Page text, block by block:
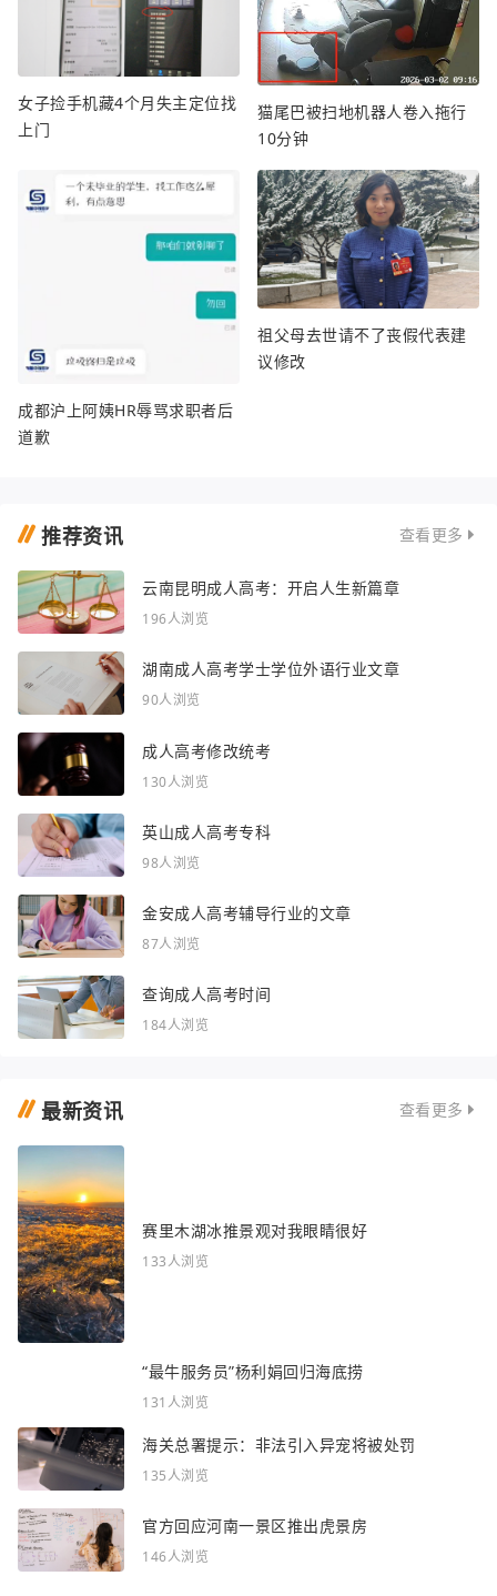
女子捡手机藏4个月失主定位找
上门
猫尾巴被扫地机器人卷入拖行
10分钟
成都沪上阿姨HR辱骂求职者后
道歉
祖父母去世请不了丧假代表建
议修改
推荐资讯 查看更多
云南昆明成人高考：开启人生新篇章
196人浏览
湖南成人高考学士学位外语行业文章
90人浏览
成人高考修改统考
130人浏览
英山成人高考专科
98人浏览
金安成人高考辅导行业的文章
87人浏览
查询成人高考时间
184人浏览
最新资讯 查看更多
赛里木湖冰推景观对我眼睛很好
133人浏览
“最牛服务员”杨利娟回归海底捞
海关总署提示：非法引入异宠将被处罚
官方回应河南一景区推出虎景房